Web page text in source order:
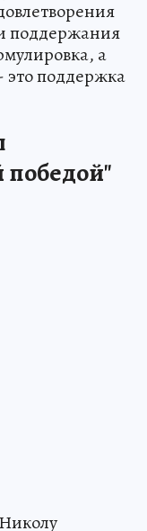
поддержания
а
это поддержка